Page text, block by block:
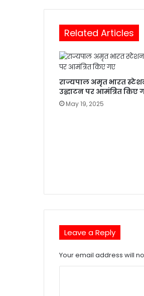
Related Articles
राज्यपाल अमृत भारत
उद्घाटन पर आमंत्रित किए
May 19, 2025
Leave a Reply
Your email address will